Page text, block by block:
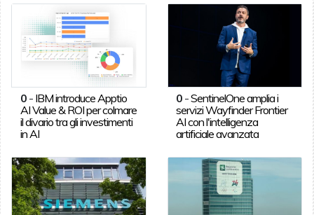
0- IBM introduce Apptio
AI Value & ROI per colmare
il divario tra gli investimenti
in AI
0 -SentinelOne amplia i
servizi Wayfinder Frontier
AI con l'intelligenza
artificiale avanzata